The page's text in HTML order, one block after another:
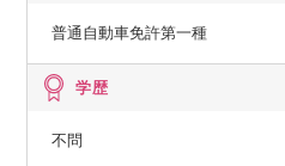
普通自動車免許第一種
学歴
不問